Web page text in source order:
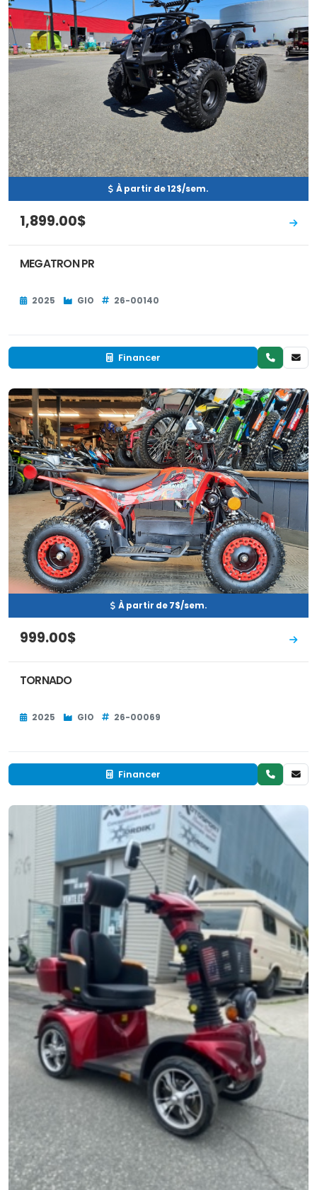
À partir de 12$/sem.
1,899.00$
MEGATRON PR
2025 GIO 26-00140
Financer
EN INVENTAIRE Neuf
À partir de 7$/sem.
999.00$
TORNADO
2025 GIO 26-00069
Financer
EN INVENTAIRE Neuf